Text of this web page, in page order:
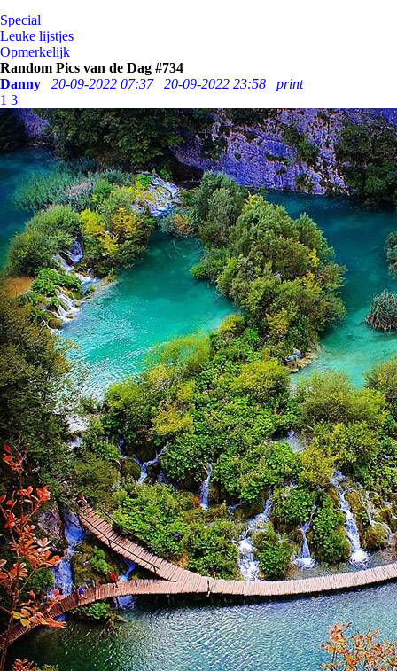
Special
Leuke lijstjes
Opmerkelijk
Random Pics van de Dag #734
Danny
20-09-2022 07:37 20-09-2022 23:58
print
1 3